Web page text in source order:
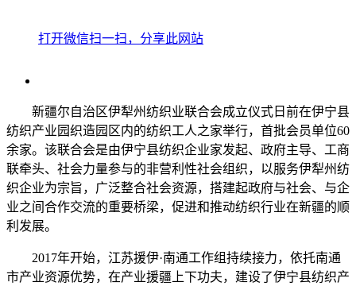
打开微信扫一扫，分享此网站
新疆尔自治区伊犁州纺织业联合会成立仪式日前在伊宁县
纺织产业园织造园区内的纺织工人之家举行，首批会员单位60
余家。该联合会是由伊宁县纺织企业家发起、政府主导、工商
联牵头、社会力量参与的非营利性社会组织，以服务伊犁州纺
织企业为宗旨，广泛整合社会资源，搭建起政府与社会、与企
业之间合作交流的重要桥梁，促进和推动纺织行业在新疆的顺
利发展。
2017年开始，江苏援伊·南通工作组持续接力，依托南通
市产业资源优势，在产业援疆上下功夫，建设了伊宁县纺织产